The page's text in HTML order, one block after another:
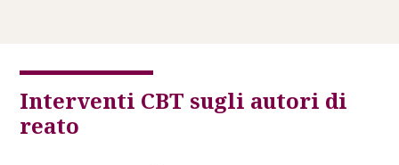
Interventi CBT sugli autori di
reato